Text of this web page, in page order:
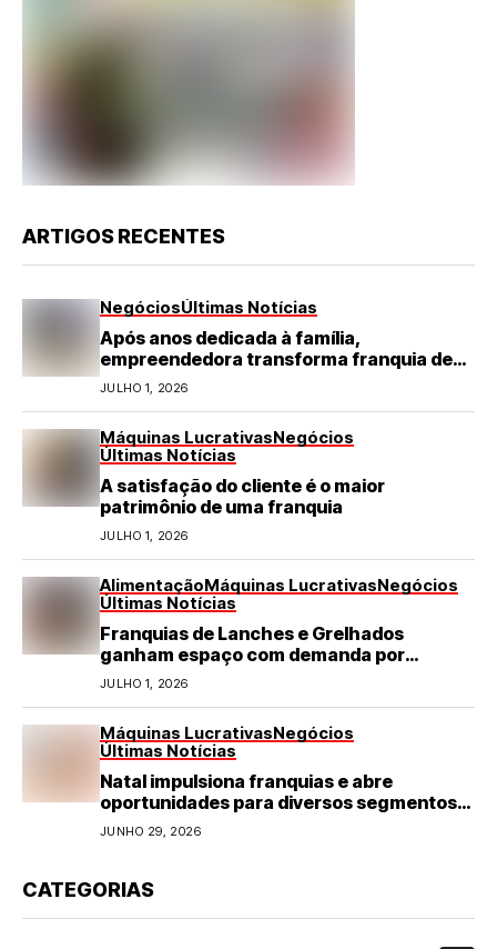
ARTIGOS RECENTES
NegóciosÚltimas Notícias
Após anos dedicada à família,
empreendedora transforma franquia de
turismo em negócio de destaque no RN
JULHO 1, 2026
Máquinas LucrativasNegócios
Últimas Notícias
A satisfação do cliente é o maior
patrimônio de uma franquia
JULHO 1, 2026
AlimentaçãoMáquinas LucrativasNegócios
Últimas Notícias
Franquias de Lanches e Grelhados
ganham espaço com demanda por
refeições rápidas e de qualidade
JULHO 1, 2026
Máquinas LucrativasNegócios
Últimas Notícias
Natal impulsiona franquias e abre
oportunidades para diversos segmentos
do varejo
JUNHO 29, 2026
CATEGORIAS